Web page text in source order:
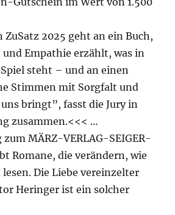
ZuSatz 2025 geht an ein Buch,
Empathie erzählt, was in
steht – und an einen
Stimmen mit Sorgfalt und
bringt”, fasst die Jury in
zusammen.<<< …
MÄRZ-VERLAG-SEIGER-
Romane, die verändern, wie
Die Liebe vereinzelter
Heringer ist ein solcher